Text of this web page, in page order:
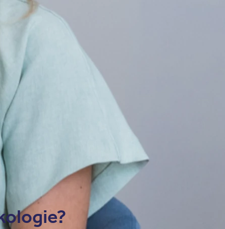
und Ungewissheit über den weiteren Krankheitsverlauf
Laut aktuellen Studien ist dies bei etwa einem